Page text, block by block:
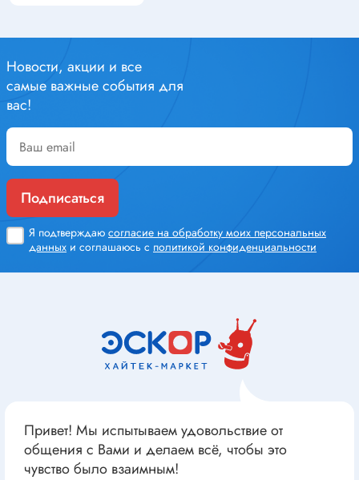
Новости, акции и все
самые важные события для
вас!
Подписаться
Я подтверждаю согласие на обработку моих персональных
данных и соглашаюсь с политикой конфиденциальности
Привет! Мы испытываем удовольствие от
общения с Вами и делаем всё, чтобы это
чувство было взаимным!